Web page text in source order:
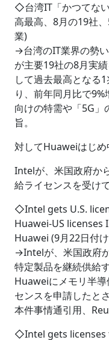
◇台湾IT「かつてな
高最高、8月の19社
業)
→台湾のIT業界の勢
が主要19社の8月実
して過去最高となる
り、前年同月比で
向けの特需や「5G」
旨。
対してHuaweiはじめ
Intelが、米国政府か
給ライセンスを受けて
◇Intel gets U.S.
Huawei-US
Huawei (9月22日付
→Intelが、米国政府
特定製品を継続供給
Huaweiにメモリ半
センスを申請したと
本件事情通引用、
◇Intel gets licenses